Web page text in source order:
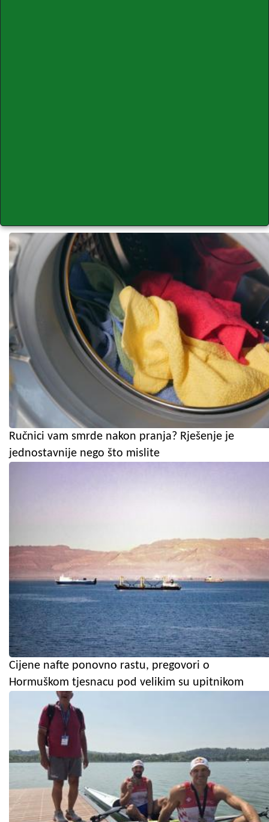
Ručnici vam smrde nakon pranja? Rješenje je
jednostavnije nego što mislite
Cijene nafte ponovno rastu, pregovori o
Hormuškom tjesnacu pod velikim su upitnikom